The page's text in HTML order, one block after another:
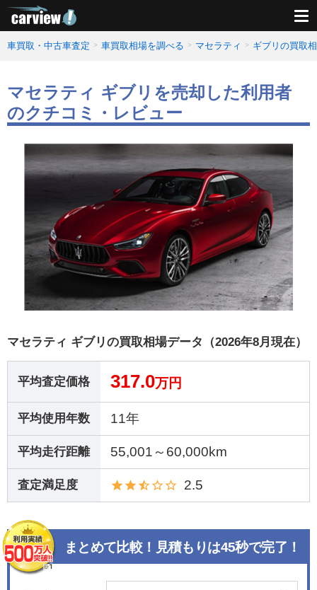
車買取・中古車査定 車買取相場を調べる マセラティ ギブリの買取
マセラティ ギブリを売却した利用者
のクチコミ・レビュー
マセラティ ギブリの買取相場データ（2026年8月現在）
平均査定価格 317.0万円
平均使用年数 11年
平均走行距離 55,001～60,000km
査定満足度 2.5
まとめて比較！見積もりは45秒で完了！